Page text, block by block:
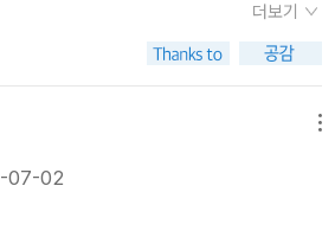
다. 특별한 날은 특별해서, 평범한 날은
생각했다. 바보 같은 생각이다. 우리에
는 하루. 이 산문집은 평범한 날을 기
많았으나 빛나지 못한 순간들, 그 시간
음의 무늬를 관찰했다. 삶이 일 퍼센트
더보기
07-02